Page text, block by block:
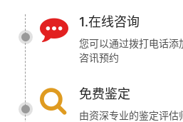
1.在线咨询
您可以通过拨打电话添
咨讯预约
免费鉴定
由资深专业的鉴定评